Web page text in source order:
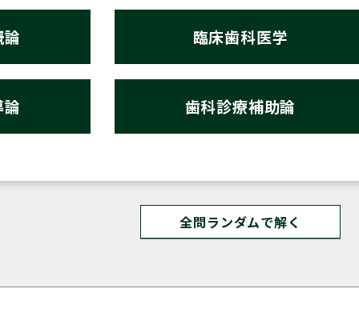
臨床歯科医学
歯科診療補助論
全問ランダムで解く